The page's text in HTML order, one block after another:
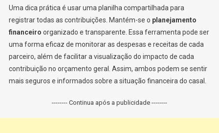
Uma dica prática é usar uma planilha compartilhada para
registrar todas as contribuições. Mantém-se o planejamento
financeiro organizado e transparente. Essa ferramenta pode ser
uma forma eficaz de monitorar as despesas e receitas de cada
parceiro, além de facilitar a visualização do impacto de cada
contribuição no orçamento geral. Assim, ambos podem se sentir
mais seguros e informados sobre a situação financeira do casal.
-------- Continua após a publicidade --------